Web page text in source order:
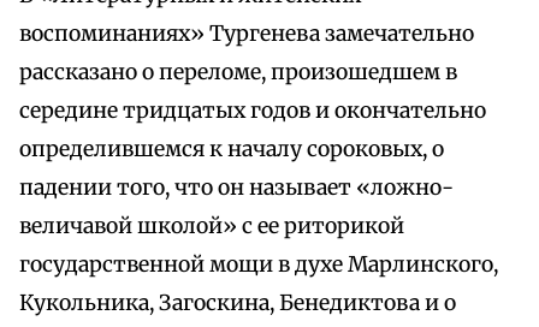
воспоминаниях» Тургенева замечательно
рассказано о переломе, произошедшем в
середине тридцатых годов и окончательно
определившемся к началу сороковых, о
падении того, что он называет «ложно-
величавой школой» с ее риторикой
государственной мощи в духе Марлинского,
Кукольника, Загоскина, Бенедиктова и о